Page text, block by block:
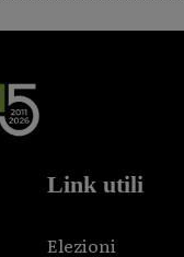
Link utili
Elezioni